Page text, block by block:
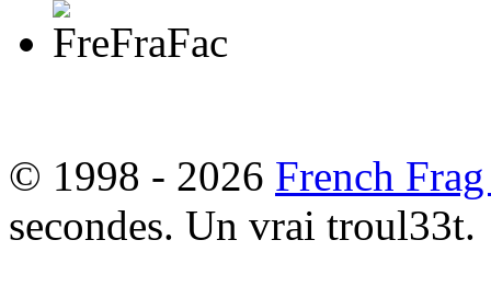
© 1998 - 2026 French
secondes. Un vrai troul33t.